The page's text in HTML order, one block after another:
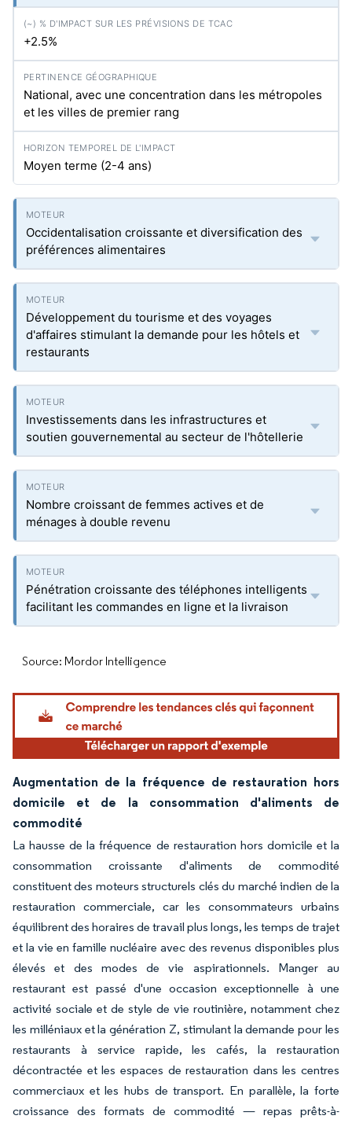
+2.5%
National, avec une concentration dans les métropoles
et les villes de premier rang
Moyen terme (2-4 ans)
Occidentalisation croissante et diversification des
préférences alimentaires
Développement du tourisme et des voyages
d'affaires stimulant la demande pour les hôtels et
restaurants
Investissements dans les infrastructures et
soutien gouvernemental au secteur de l'hôtellerie
Nombre croissant de femmes actives et de
ménages à double revenu
Pénétration croissante des téléphones intelligents
facilitant les commandes en ligne et la livraison
Source: Mordor Intelligence
Augmentation de la fréquence de restauration hors
domicile et de la consommation d'aliments de
commodité
La hausse de la fréquence de restauration hors domicile et la
consommation croissante d'aliments de commodité
constituent des moteurs structurels clés du marché indien de la
restauration commerciale, car les consommateurs urbains
équilibrent des horaires de travail plus longs, les temps de trajet
et la vie en famille nucléaire avec des revenus disponibles plus
élevés et des modes de vie aspirationnels. Manger au
restaurant est passé d'une occasion exceptionnelle à une
activité sociale et de style de vie routinière, notamment chez
les milléniaux et la génération Z, stimulant la demande pour les
restaurants à service rapide, les cafés, la restauration
décontractée et les espaces de restauration dans les centres
commerciaux et les hubs de transport. En parallèle, la forte
croissance des formats de commodité — repas prêts-à-